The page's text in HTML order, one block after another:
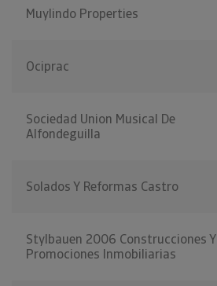
Muylindo Properties
Ociprac
Sociedad Union Musical De
Alfondeguilla
Solados Y Reformas Castro
Stylbauen 2006 Construcciones Y
Promociones Inmobiliarias